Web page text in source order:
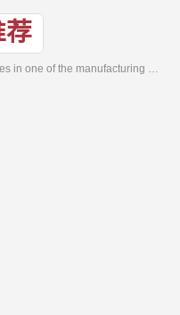
荐
Development, design, production and sales in one of the manufacturing enterprises